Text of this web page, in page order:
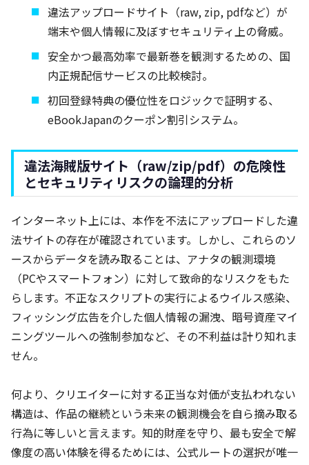
違法アップロードサイト（raw, zip, pdfなど）が
端末や個人情報に及ぼすセキュリティ上の脅威。
安全かつ最高効率で最新巻を観測するための、国
内正規配信サービスの比較検討。
初回登録特典の優位性をロジックで証明する、
eBookJapanのクーポン割引システム。
違法海賊版サイト（raw/zip/pdf）の危険性
とセキュリティリスクの論理的分析
インターネット上には、本作を不法にアップロードした違
法サイトの存在が確認されています。しかし、これらのソ
ースからデータを読み取ることは、アナタの観測環境
（PCやスマートフォン）に対して致命的なリスクをもた
らします。不正なスクリプトの実行によるウイルス感染、
フィッシング広告を介した個人情報の漏洩、暗号資産マイ
ニングツールへの強制参加など、その不利益は計り知れま
せん。
何より、クリエイターに対する正当な対価が支払われない
構造は、作品の継続という未来の観測機会を自ら摘み取る
行為に等しいと言えます。知的財産を守り、最も安全で解
像度の高い体験を得るためには、公式ルートの選択が唯一